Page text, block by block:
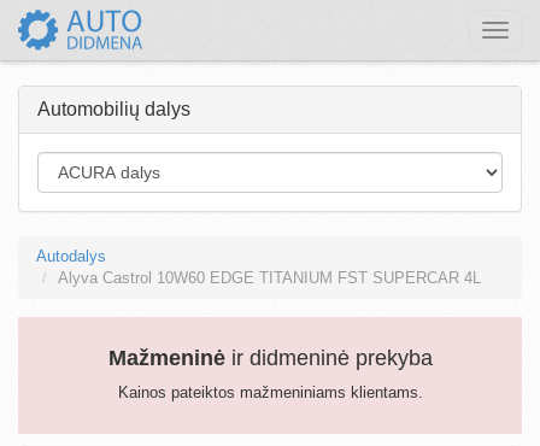
Toggle
Automobilių dalys
Autodalys
Alyva Castrol 10W60 EDGE TITANIUM FST SUPERCAR 4L
Mažmeninėir didmeninė prekyba
Kainos pateiktos mažmeniniams klientams.